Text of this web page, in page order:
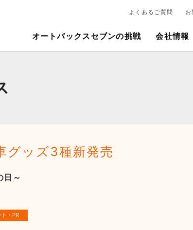
グッズ3種新発売
日～
よくあるご質問 お
オートバックスセブンの挑戦 会社情報